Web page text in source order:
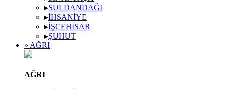
▸SULDANDAĞI
▸İHSANIYE
▸İŞCEHISAR
▸ŞUHUT
» AĞRI
AĞRI